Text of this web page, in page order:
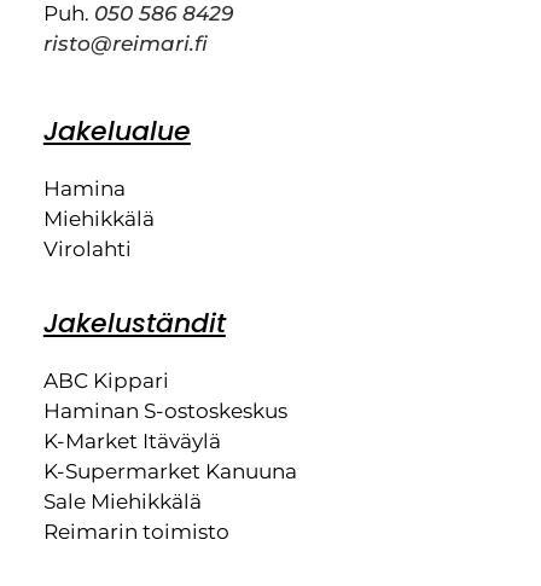
Puh. 050 586 8429
risto@reimari.fi
Jakelualue
Hamina
Miehikkälä
Virolahti
Jakeluständit
ABC Kippari
Haminan S-ostoskeskus
K-Market Itäväylä
K-Supermarket Kanuuna
Sale Miehikkälä
Reimarin toimisto